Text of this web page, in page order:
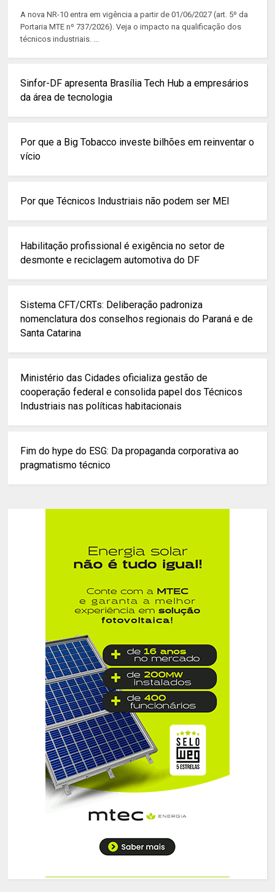
A nova NR-10 entra em vigência a partir de 01/06/2027 (art. 5º da
Portaria MTE nº 737/2026). Veja o impacto na qualificação dos
técnicos industriais. ...
Sinfor-DF apresenta Brasília Tech Hub a empresários
da área de tecnologia
Por que a Big Tobacco investe bilhões em reinventar o
vício
Por que Técnicos Industriais não podem ser MEI
Habilitação profissional é exigência no setor de
desmonte e reciclagem automotiva do DF
Sistema CFT/CRTs: Deliberação padroniza
nomenclatura dos conselhos regionais do Paraná e de
Santa Catarina
Ministério das Cidades oficializa gestão de
cooperação federal e consolida papel dos Técnicos
Industriais nas políticas habitacionais
Fim do hype do ESG: Da propaganda corporativa ao
pragmatismo técnico